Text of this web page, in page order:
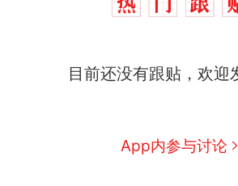
目前还没有跟贴，欢迎
App内参与讨论